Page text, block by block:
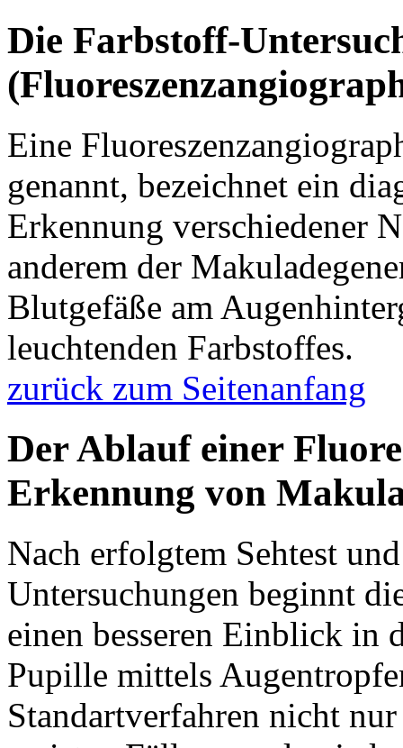
Die Farbstoff-
Eine
genannt, bezeichnet ein
Erkennung verschiedener
anderem der
Blutgefäße am
leuchtenden Farbstoffes.
zurück zum Seitenanfang
Der Ablauf einer
Erkennung von
Nach erfolgtem Sehtest
Untersuchungen beginnt
einen besseren Einblick in
Pupille mittels
Standartverfahren nicht